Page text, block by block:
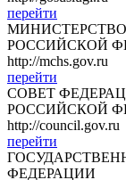
перейти
РОССИЙСКОЙ
http://mchs.gov.ru
перейти
СОВЕТ
РОССИЙСКОЙ
http://council.gov.ru
перейти
ФЕДЕРАЦИИ